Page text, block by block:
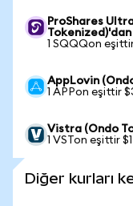
ProShares
1 SQQQon
AppLovin
1 APPon eşittir
Vistra (Ondo
1 VSTon eşittir
Diğer kurları